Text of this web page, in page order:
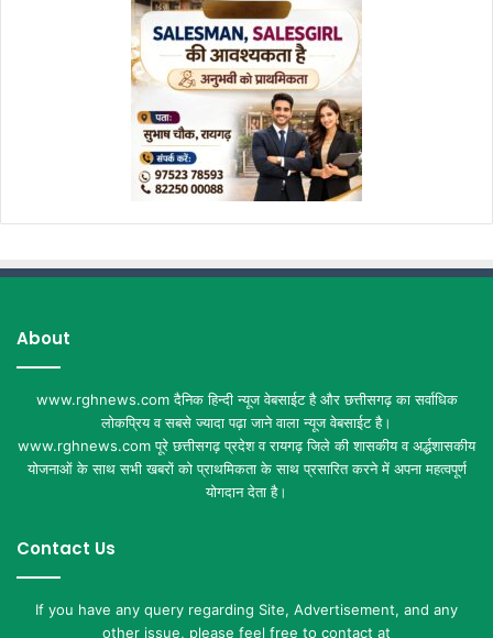
About
www.rghnews.com दैनिक हिन्दी न्यूज वेबसाईट है और छत्तीसगढ़ का सर्वाधिक
लोकप्रिय व सबसे ज्यादा पढ़ा जाने वाला न्यूज वेबसाईट है।
www.rghnews.com पूरे छत्तीसगढ़ प्रदेश व रायगढ़ जिले की शासकीय व अर्द्धशासकीय
योजनाओं के साथ सभी खबरों को प्राथमिकता के साथ प्रसारित करने में अपना महत्वपूर्ण
योगदान देता है।
Contact Us
If you have any query regarding Site, Advertisement, and any
other issue, please feel free to contact at